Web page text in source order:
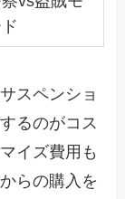
スペンショ
るのがコス
イズ費用も
らの購入を